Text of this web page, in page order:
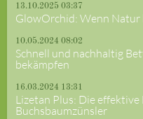
13.10.2025 03:37
GlowOrchid: Wenn Natur
10.05.2024 08:02
Schnell und nachhaltig
bekämpfen
16.03.2024 13:31
Lizetan Plus: Die effektive
Buchsbaumzünsler